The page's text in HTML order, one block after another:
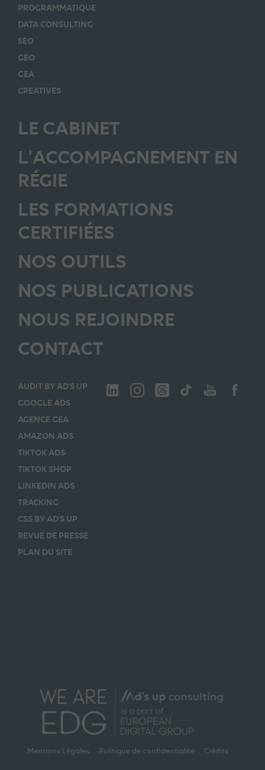
PROGRAMMATIQUE
DATA CONSULTING
SEO
GEO
GEA
CREATIVES
LE CABINET
L'ACCOMPAGNEMENT EN
RÉGIE
LES FORMATIONS
CERTIFIÉES
NOS OUTILS
NOS PUBLICATIONS
NOUS REJOINDRE
CONTACT
AUDIT BY AD’S UP
GOOGLE ADS
AGENCE GEA
AMAZON ADS
TIKTOK ADS
TIKTOK SHOP
LINKEDIN ADS
TRACKING
CSS BY AD’S UP
REVUE DE PRESSE
PLAN DU SITE
Mentions Légales Politique de confidentialité Crédits